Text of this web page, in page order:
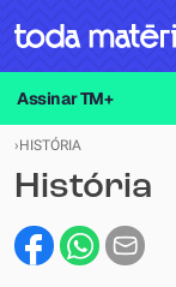
Assinar TM+
›HISTÓRIA
História